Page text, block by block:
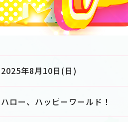
2025年8月10日(日)
ハロー、ハッピーワールド！